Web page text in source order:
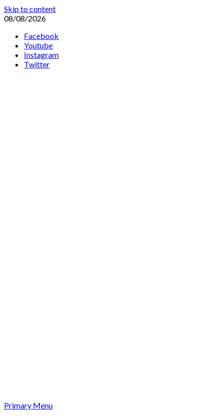
Skip to content
08/08/2026
Facebook
Youtube
Instagram
Twitter
Primary Menu